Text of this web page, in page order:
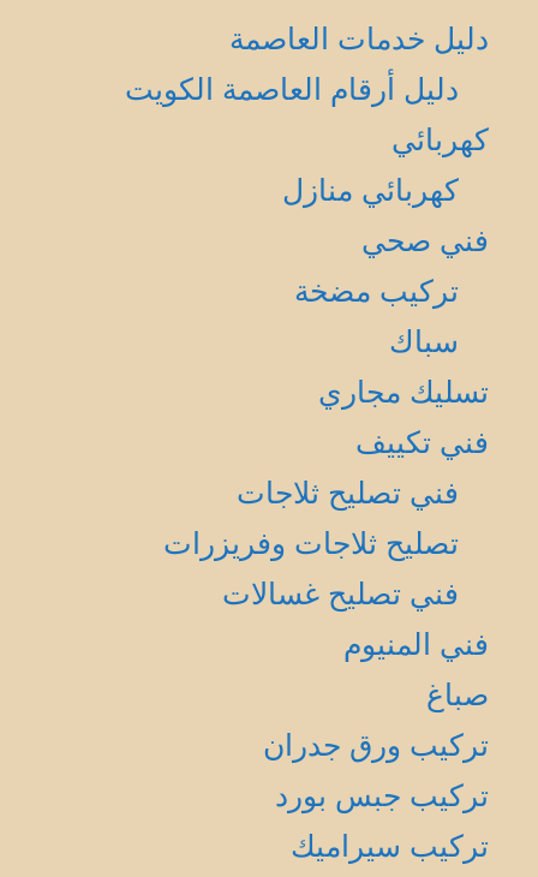
دليل خدمات العاصمة
دليل أرقام العاصمة الكويت
كهربائي
كهربائي منازل
فني صحي
تركيب مضخة
سباك
تسليك مجاري
فني تكييف
فني تصليح ثلاجات
تصليح ثلاجات وفريزرات
فني تصليح غسالات
فني المنيوم
صباغ
تركيب ورق جدران
تركيب جبس بورد
تركيب سيراميك